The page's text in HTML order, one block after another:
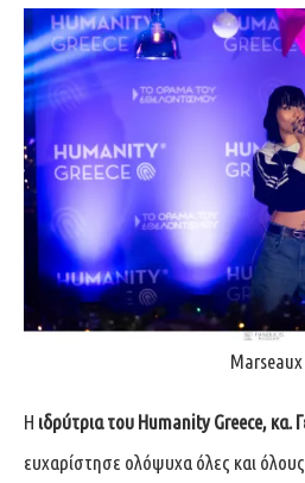
Marseaux
Η ιδρύτρια του Humanity Greece, κα.
ευχαρίστησε ολόψυχα όλες και